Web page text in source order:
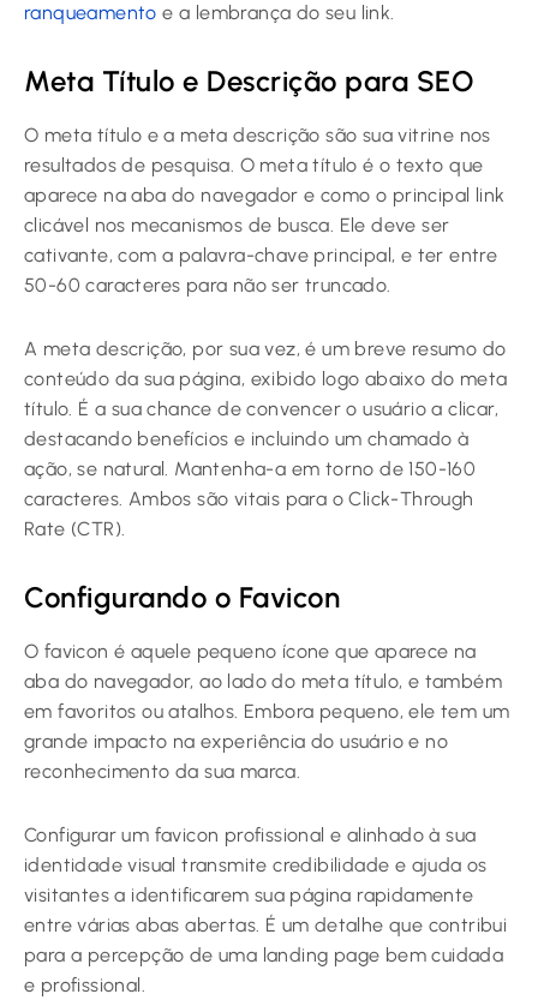
ranqueamento e a lembrança do seu link.
Meta Título e Descrição para SEO
O meta título e a meta descrição são sua vitrine nos
resultados de pesquisa. O meta título é o texto que
aparece na aba do navegador e como o principal link
clicável nos mecanismos de busca. Ele deve ser
cativante, com a palavra-chave principal, e ter entre
50-60 caracteres para não ser truncado.
A meta descrição, por sua vez, é um breve resumo do
conteúdo da sua página, exibido logo abaixo do meta
título. É a sua chance de convencer o usuário a clicar,
destacando benefícios e incluindo um chamado à
ação, se natural. Mantenha-a em torno de 150-160
caracteres. Ambos são vitais para o Click-Through
Rate (CTR).
Configurando o Favicon
O favicon é aquele pequeno ícone que aparece na
aba do navegador, ao lado do meta título, e também
em favoritos ou atalhos. Embora pequeno, ele tem um
grande impacto na experiência do usuário e no
reconhecimento da sua marca.
Configurar um favicon profissional e alinhado à sua
identidade visual transmite credibilidade e ajuda os
visitantes a identificarem sua página rapidamente
entre várias abas abertas. É um detalhe que contribui
para a percepção de uma landing page bem cuidada
e profissional.